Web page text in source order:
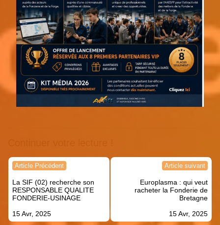
Navigation
l’article
Article Précédent
La SIF (02) recherche son
RESPONSABLE QUALITE
FONDERIE-USINAGE
15 Avr, 2025
Article suivant
Europlasma : qui veut
racheter la Fonderie de
Bretagne
15 Avr, 2025